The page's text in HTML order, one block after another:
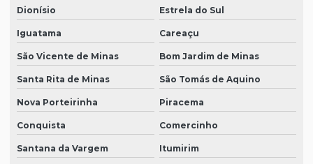
Dionísio Estrela do Sul
Iguatama Careaçu
São Vicente de Minas Bom Jardim de Minas
Santa Rita de Minas São Tomás de Aquino
Nova Porteirinha Piracema
Conquista Comercinho
Santana da Vargem Itumirim